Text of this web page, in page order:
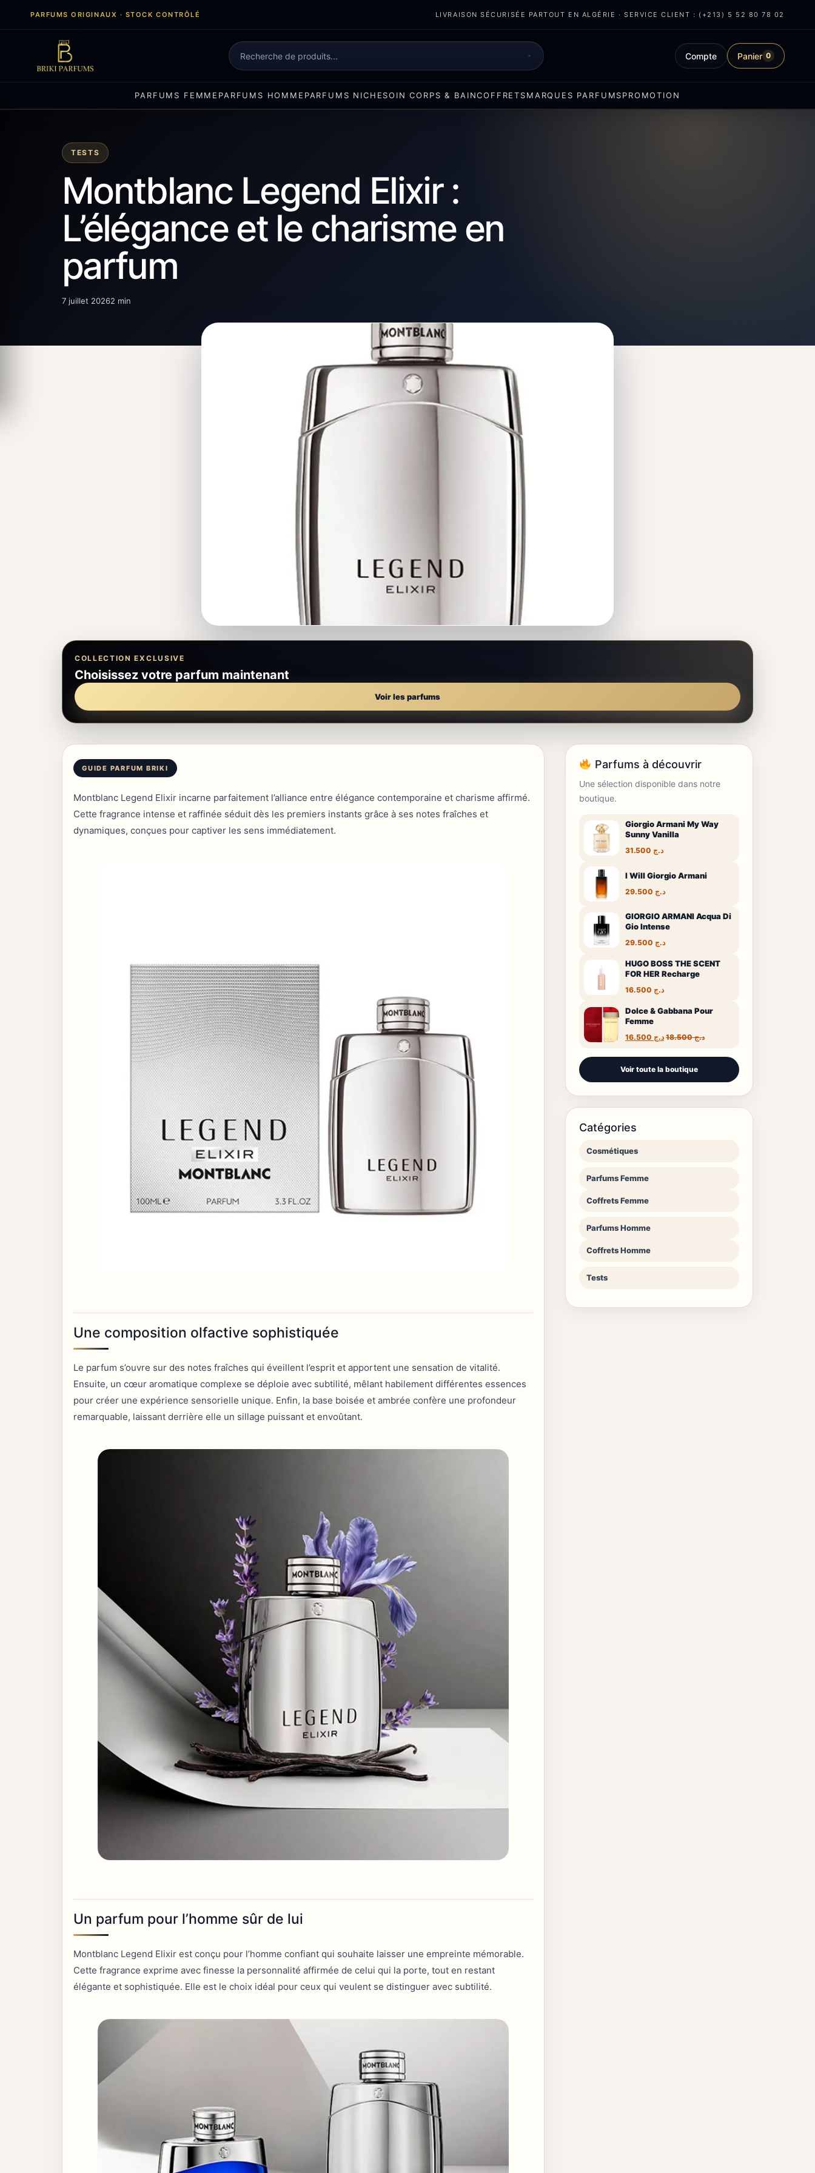
PARFUMS ORIGINAUX · STOCK CONTRÔLÉ LIVRAISON SÉCURISÉE PARTOUT EN ALGÉRIE · SERVICE CLIENT : (+213) 5 52 80 78 02
Recherche
de
produits
Compte Panier 0
PARFUMS FEMME PARFUMS HOMME PARFUMS NICHESOIN CORPS & BAINCOFFRETSMARQUES PARFUMSPROMOTION
TESTS
Montblanc Legend Elixir :
L’élégance et le charisme en
parfum
7 juillet 20262 min
COLLECTION EXCLUSIVE
Choisissez votre parfum maintenant
Voir les parfums
Montblanc Legend Elixir incarne parfaitement l’alliance entre élégance contemporaine et charisme affirmé.
Cette fragrance intense et raffinée séduit dès les premiers instants grâce à ses notes fraîches et
dynamiques, conçues pour captiver les sens immédiatement.
Une composition olfactive sophistiquée
Le parfum s’ouvre sur des notes fraîches qui éveillent l’esprit et apportent une sensation de vitalité.
Ensuite, un cœur aromatique complexe se déploie avec subtilité, mêlant habilement différentes essences
pour créer une expérience sensorielle unique. Enfin, la base boisée et ambrée confère une profondeur
remarquable, laissant derrière elle un sillage puissant et envoûtant.
Un parfum pour l’homme sûr de lui
Montblanc Legend Elixir est conçu pour l’homme confiant qui souhaite laisser une empreinte mémorable.
Cette fragrance exprime avec finesse la personnalité affirmée de celui qui la porte, tout en restant
élégante et sophistiquée. Elle est le choix idéal pour ceux qui veulent se distinguer avec subtilité.
Parfums à découvrir
Une sélection disponible dans notre
boutique.
Giorgio Armani My Way
Sunny Vanilla
د.ج
I Will Giorgio Armani
د.ج
GIORGIO ARMANI Acqua Di
Gio Intense
د.ج
HUGO BOSS THE SCENT
FOR HER Recharge
د.ج
Dolce & Gabbana Pour
Femme
د.ج18.500
Le
initial
était :
د.ج
actuel
Voir toute la boutique
Catégories
Cosmétiques
Parfums Femme
Coffrets Femme
Parfums Homme
Coffrets Homme
Tests